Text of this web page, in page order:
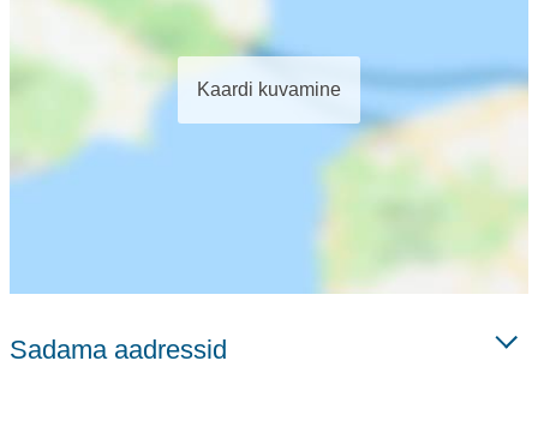
Kaardi kuvamine
Sadama aadressid